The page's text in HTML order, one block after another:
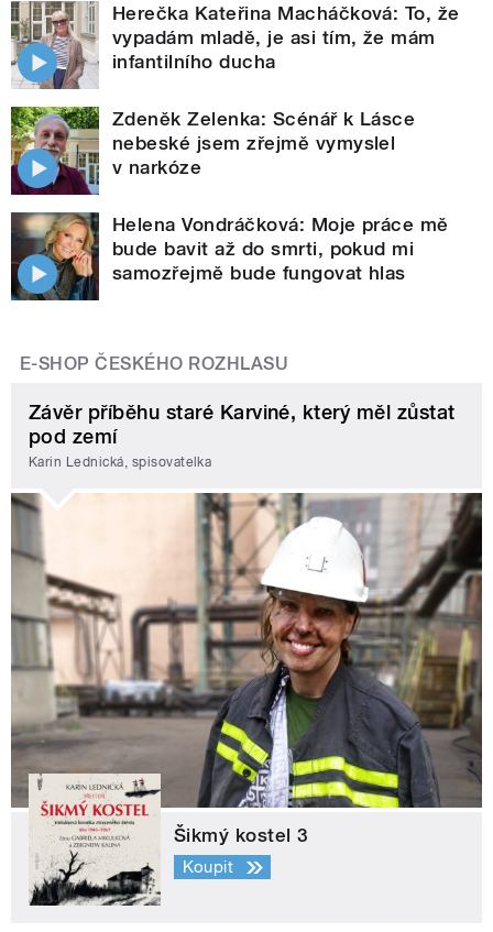
Herečka Kateřina Macháčková: To, že
vypadám mladě, je asi tím, že mám
infantilního ducha
Zdeněk Zelenka: Scénář k Lásce
nebeské jsem zřejmě vymyslel
v narkóze
Helena Vondráčková: Moje práce mě
bude bavit až do smrti, pokud mi
samozřejmě bude fungovat hlas
E-SHOP ČESKÉHO ROZHLASU
Závěr příběhu staré Karviné, který měl zůstat
pod zemí
Karin Lednická, spisovatelka
Šikmý kostel 3
Koupit